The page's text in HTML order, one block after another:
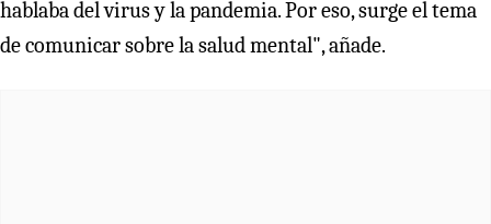
hablaba del virus y la pandemia. Por eso, surge el tema
de comunicar sobre la salud mental", añade.